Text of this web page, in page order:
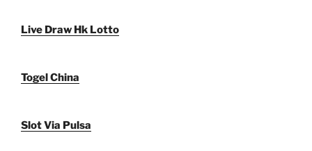
Live Draw Hk Lotto
Togel China
Slot Via Pulsa